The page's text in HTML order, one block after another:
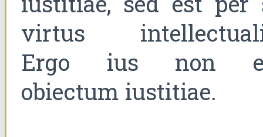
virtus
Ergo ius non
obiectum iustitiae.